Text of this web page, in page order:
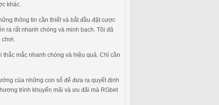
khác.
thông tin cần thiết và bắt đầu đặt cược
ra rất nhanh chóng và minh bạch. Tôi đã
mắc nhanh chóng và hiệu quả. Chỉ cần
của những con số để đưa ra quyết định
trình khuyến mãi và ưu đãi mà RGbet